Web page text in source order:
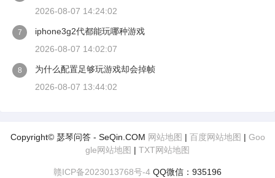
2026-08-07 14:24:02
7
iphone3g2代都能玩哪种游戏
2026-08-07 14:02:07
8
为什么配置足够玩游戏却会掉帧
2026-08-07 13:44:02
Copyright© 瑟琴问答 - SeQin.COM 网站地图 | 百度网站地图 | Goo
gle网站地图 | TXT网站地图
赣ICP备2023013768号-4 QQ微信：935196